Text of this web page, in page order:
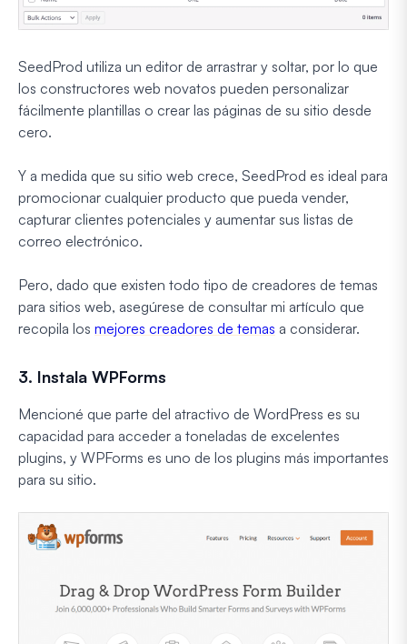
SeedProd utiliza un editor de arrastrar y soltar, por lo que
los constructores web novatos pueden personalizar
fácilmente plantillas o crear las páginas de su sitio desde
cero.
Y a medida que su sitio web crece, SeedProd es ideal para
promocionar cualquier producto que pueda vender,
capturar clientes potenciales y aumentar sus listas de
correo electrónico.
Pero, dado que existen todo tipo de creadores de temas
para sitios web, asegúrese de consultar mi artículo que
recopila los mejores creadores de temas a considerar.
3. Instala WPForms
Mencioné que parte del atractivo de WordPress es su
capacidad para acceder a toneladas de excelentes
plugins, y WPForms es uno de los plugins más importantes
para su sitio.